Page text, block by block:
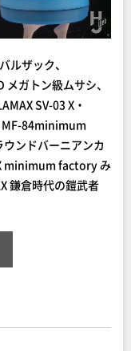
ルザック、
ガトン級ムサシ、
SV-03 X・
MF-84minimum
ンドバーニアンカ
minimum factory み
鎌倉時代の鎧武者